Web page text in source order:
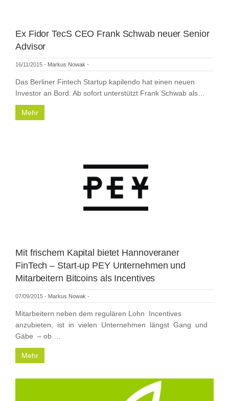
Ex Fidor TecS CEO Frank Schwab neuer Senior
Advisor
16/11/2015 - Markus Nowak -
Das Berliner Fintech Startup kapilendo hat einen neuen
Investor an Bord. Ab sofort unterstützt Frank Schwab als…
Mehr
Mit frischem Kapital bietet Hannoveraner
FinTech – Start-up PEY Unternehmen und
Mitarbeitern Bitcoins als Incentives
07/09/2015 - Markus Nowak -
Mitarbeitern neben dem regulären Lohn Incentives
anzubieten, ist in vielen Unternehmen längst Gang und
Gäbe – ob …
Mehr